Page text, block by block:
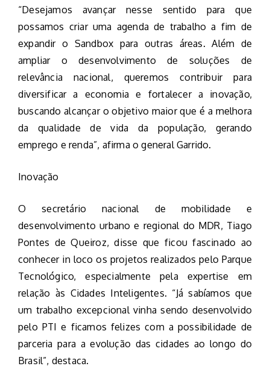
“Desejamos avançar nesse sentido para que
possamos criar uma agenda de trabalho a fim de
expandir o Sandbox para outras áreas. Além de
ampliar o desenvolvimento de soluções de
relevância nacional, queremos contribuir para
diversificar a economia e fortalecer a inovação,
buscando alcançar o objetivo maior que é a melhora
da qualidade de vida da população, gerando
emprego e renda”, afirma o general Garrido.
Inovação
O secretário nacional de mobilidade e
desenvolvimento urbano e regional do MDR, Tiago
Pontes de Queiroz, disse que ficou fascinado ao
conhecer in loco os projetos realizados pelo Parque
Tecnológico, especialmente pela expertise em
relação às Cidades Inteligentes. “Já sabíamos que
um trabalho excepcional vinha sendo desenvolvido
pelo PTI e ficamos felizes com a possibilidade de
parceria para a evolução das cidades ao longo do
Brasil”, destaca.